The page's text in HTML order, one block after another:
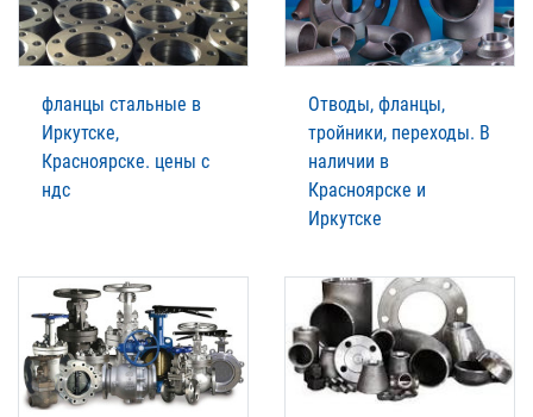
фланцы стальные в
Иркутске,
Красноярске. цены с
ндс
Отводы, фланцы,
тройники, переходы. В
наличии в
Красноярске и
Иркутске